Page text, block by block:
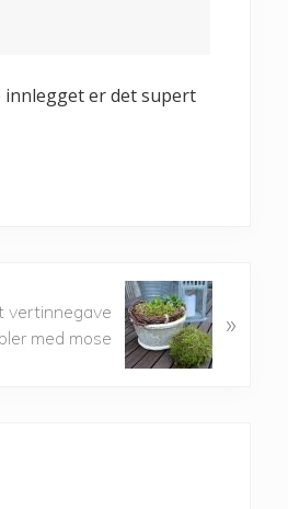
innlegget er det supert
vertinnegave
med mose
»